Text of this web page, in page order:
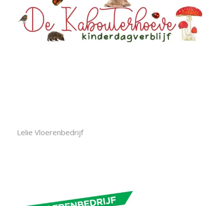
Lelie Vloerenbedrijf